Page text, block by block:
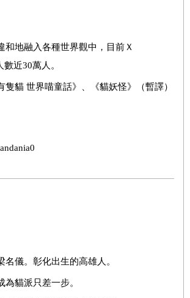
和地融入各種世界觀中，目前Ｘ
數近30萬人。
隻貓 世界喵童話》、《貓妖怪》（暫譯）
名儀。彰化出生的高雄人。
為貓派只差一步。